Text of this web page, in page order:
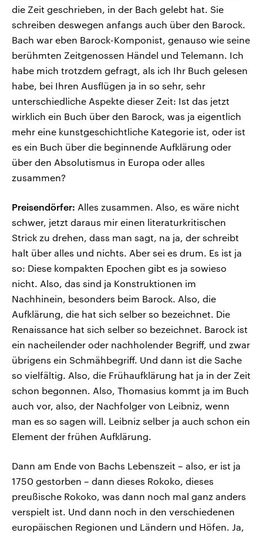
die Zeit geschrieben, in der Bach gelebt hat. Sie
schreiben deswegen anfangs auch über den Barock.
Bach war eben Barock-Komponist, genauso wie seine
berühmten Zeitgenossen Händel und Telemann. Ich
habe mich trotzdem gefragt, als ich Ihr Buch gelesen
habe, bei Ihren Ausflügen ja in so sehr, sehr
unterschiedliche Aspekte dieser Zeit: Ist das jetzt
wirklich ein Buch über den Barock, was ja eigentlich
mehr eine kunstgeschichtliche Kategorie ist, oder ist
es ein Buch über die beginnende Aufklärung oder
über den Absolutismus in Europa oder alles
zusammen?
Preisendörfer: Alles zusammen. Also, es wäre nicht
schwer, jetzt daraus mir einen literaturkritischen
Strick zu drehen, dass man sagt, na ja, der schreibt
halt über alles und nichts. Aber sei es drum. Es ist ja
so: Diese kompakten Epochen gibt es ja sowieso
nicht. Also, das sind ja Konstruktionen im
Nachhinein, besonders beim Barock. Also, die
Aufklärung, die hat sich selber so bezeichnet. Die
Renaissance hat sich selber so bezeichnet. Barock ist
ein nacheilender oder nachholender Begriff, und zwar
übrigens ein Schmähbegriff. Und dann ist die Sache
so vielfältig. Also, die Frühaufklärung hat ja in der Zeit
schon begonnen. Also, Thomasius kommt ja im Buch
auch vor, also, der Nachfolger von Leibniz, wenn
man es so sagen will. Leibniz selber ja auch schon ein
Element der frühen Aufklärung.
Dann am Ende von Bachs Lebenszeit – also, er ist ja
1750 gestorben – dann dieses Rokoko, dieses
preußische Rokoko, was dann noch mal ganz anders
verspielt ist. Und dann noch in den verschiedenen
europäischen Regionen und Ländern und Höfen. Ja,